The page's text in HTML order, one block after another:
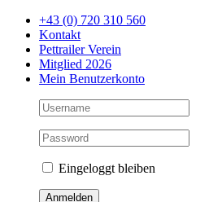
Zum
Inhalt
springen
+43 (0) 720 310 560
Kontakt
Pettrailer Verein
Mitglied 2026
Mein Benutzerkonto
Eingeloggt bleiben